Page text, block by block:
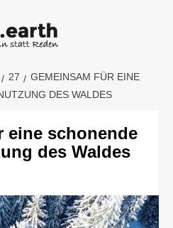
27
GEMEINSAM FÜR EINE
DES WALDES
eine schonende
des Waldes